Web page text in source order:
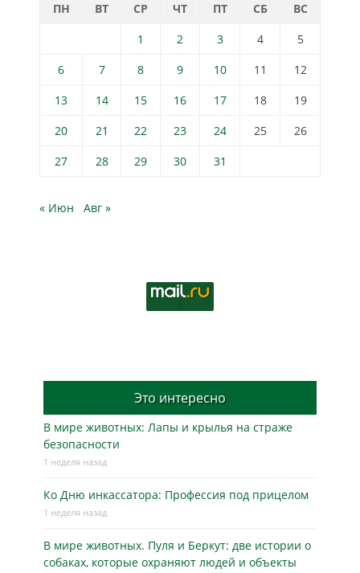
ПН ВТ СР ЧТ ПТ СБ
ВС
1
2 3 4
5
6
7 8 9 10 11
12
13
14 15 16 17 18
19
20
21 22 23 24 25
26
27
28 29 30 31
« Июн Авг »
Это интересно
В мире животных: Лапы и крылья на страже
безопасности
1 неделя назад
Ко Дню инкассатора: Профессия под прицелом
1 неделя назад
В мире животных. Пуля и Беркут: две истории о
собаках, которые охраняют людей и объекты